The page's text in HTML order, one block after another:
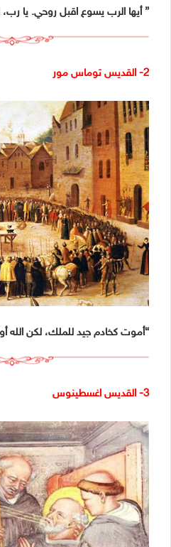
” أيها الرب يسوع اقبل روحي. يا
2- القديس توماس مور
“أموت كخادم جيد للملك، لكن الله
3- القديس اغسطينوس